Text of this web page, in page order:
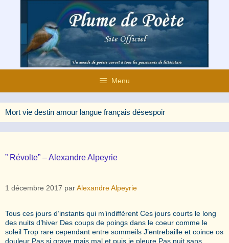
contenu
Menu
Mort vie destin amour langue français désespoir
” Révolte” – Alexandre Alpeyrie
1 décembre 2017 parAlexandre Alpeyrie
Tous ces jours d’instants qui m’indiffèrent Ces jours courts le long
des nuits d’hiver Des coups de poings dans le coeur comme le
soleil Trop rare cependant entre sommeils J’entrebaille et coince os
douleur Pas si grave mais mal et puis je pleure Pas nuit sans